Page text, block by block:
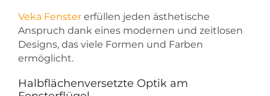
Veka Fenster erfüllen jeden ästhetische
Anspruch dank eines modernen und zeitlosen
Designs, das viele Formen und Farben
ermöglicht.
Halbflächenversetzte Optik am